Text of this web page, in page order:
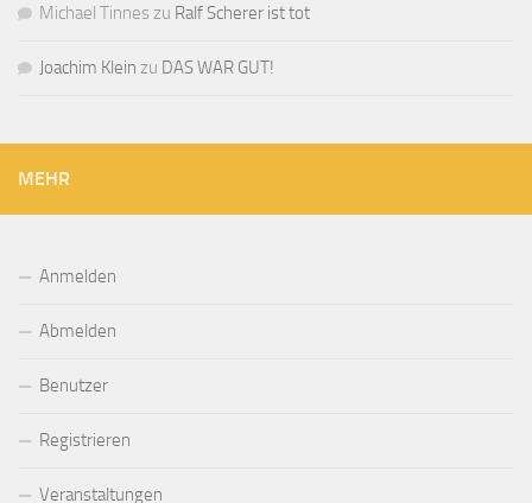
Michael Tinnes zu Ralf Scherer ist tot
Joachim Klein zu DAS WAR GUT!
MEHR
Anmelden
Abmelden
Benutzer
Registrieren
Veranstaltungen